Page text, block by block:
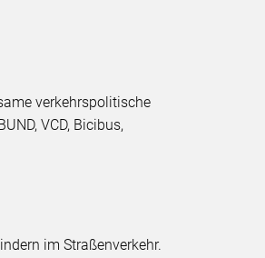
verkehrspolitische
VCD, Bicibus,
im Straßenverkehr.